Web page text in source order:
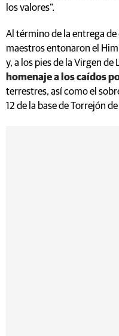
los valores".
Al término de la entrega
maestros entonaron el
y, a los pies de la Virgen
homenaje a los caídos
terrestres, así como el
12 de la base de Torrejón